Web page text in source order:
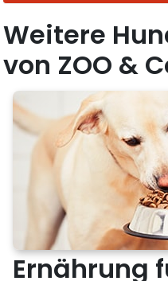
Weitere
von ZOO &
Ernährung